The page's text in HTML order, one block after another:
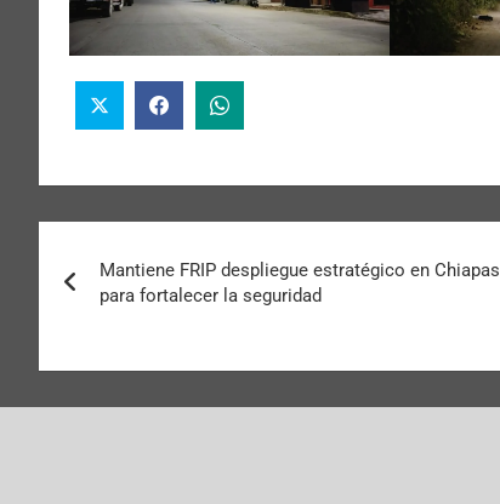
Mantiene FRIP despliegue estratégico en Chiapas
para fortalecer la seguridad